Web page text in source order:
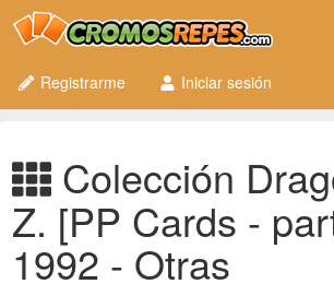
Registrarme
Iniciar sesión
Colección
Z. [PP Cards -
1992 - Otras